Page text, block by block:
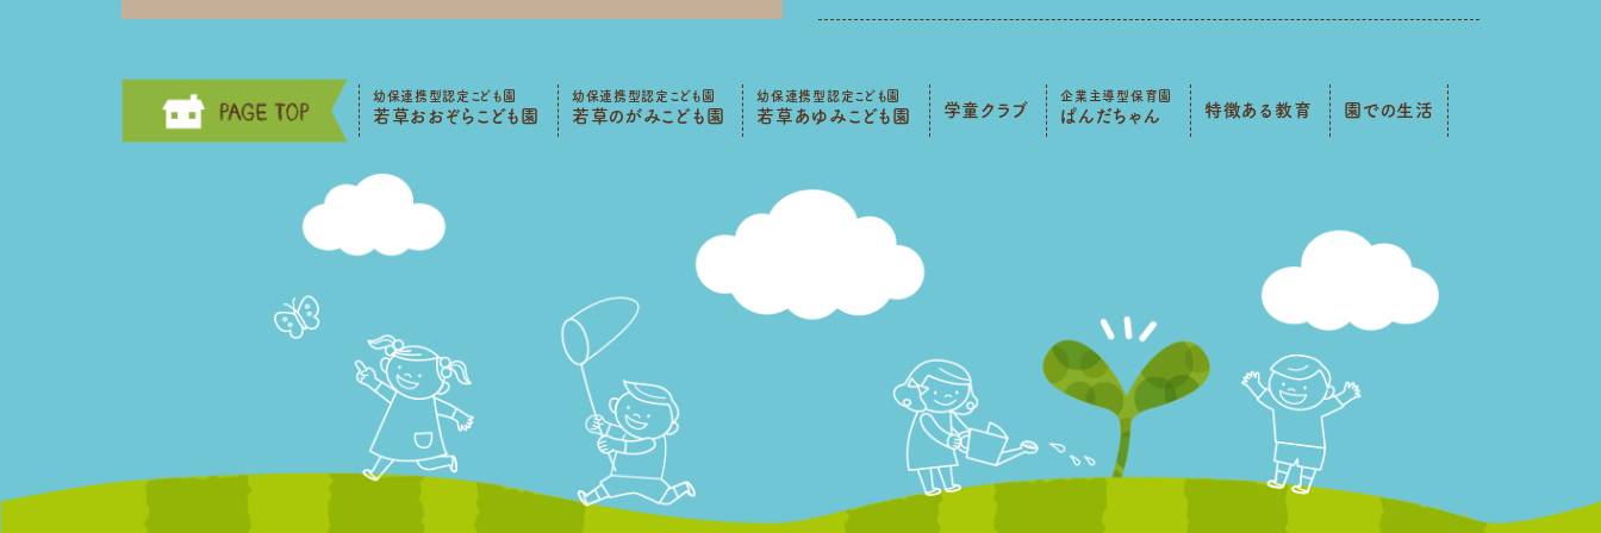
幼保連携型認定こども園
若草おおぞらこども園
幼保連携型認定こども園
若草のがみこども園
幼保連携型認定こども園
若草あゆみこども園 学童クラブ
企業主導型保育園
ぱんだちゃん 特徴ある教育 園での生活